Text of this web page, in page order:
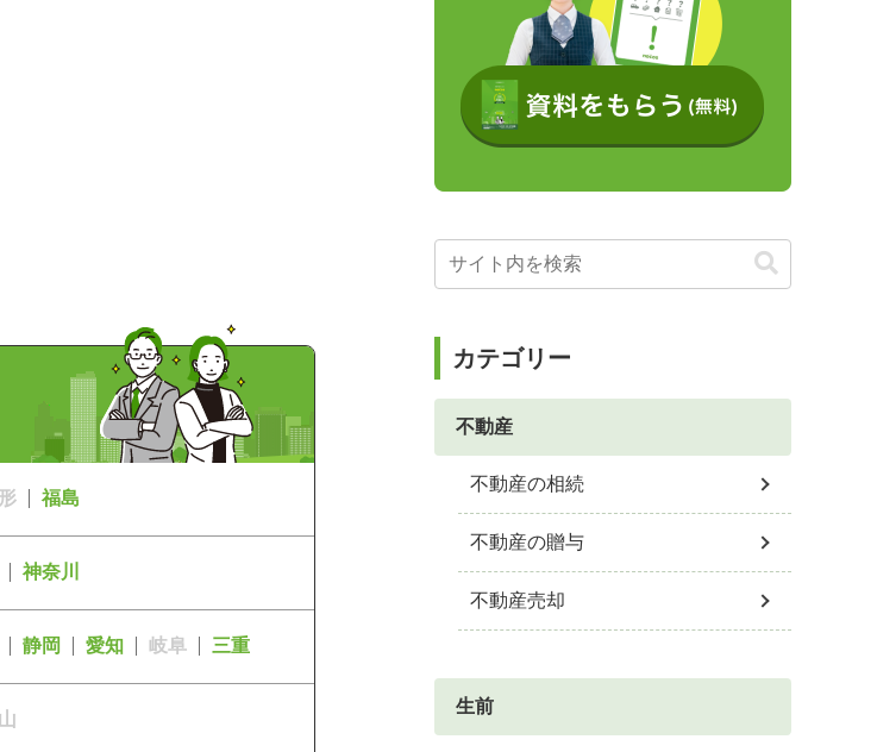
福島
神奈川
静岡 愛知 岐阜 三重
カテゴリー
不動産
不動産の相続
不動産の贈与
不動産売却
生前